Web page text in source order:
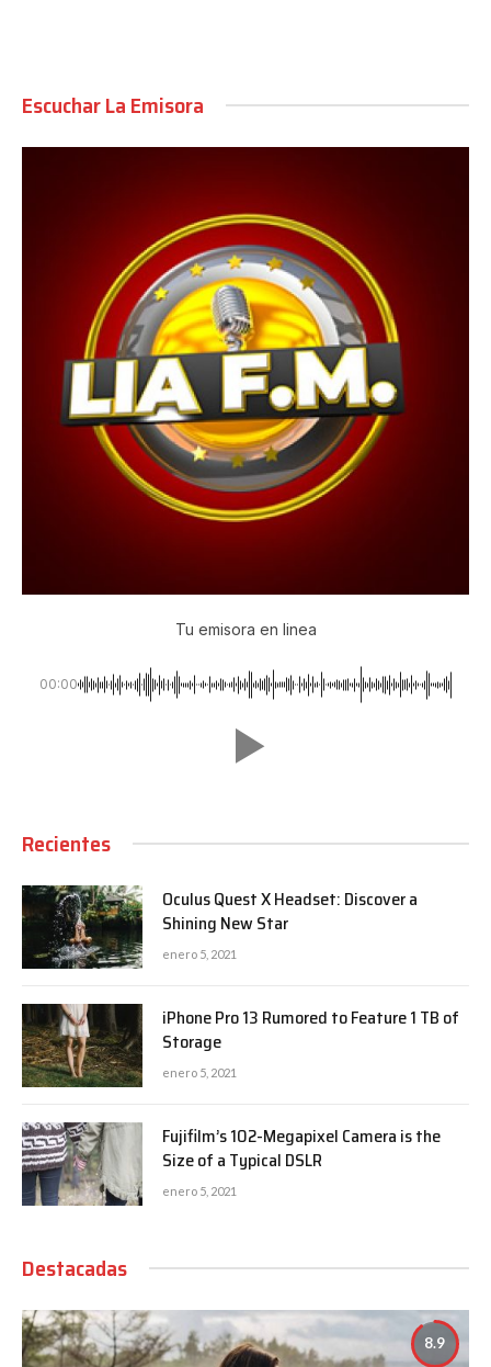
Escuchar La Emisora
Tu emisora en linea
00:00
Recientes
Oculus Quest X Headset: Discover a
Shining New Star
enero 5, 2021
iPhone Pro 13 Rumored to Feature 1 TB of
Storage
enero 5, 2021
Fujifilm’s 102-Megapixel Camera is the
Size of a Typical DSLR
enero 5, 2021
Destacadas
8.9